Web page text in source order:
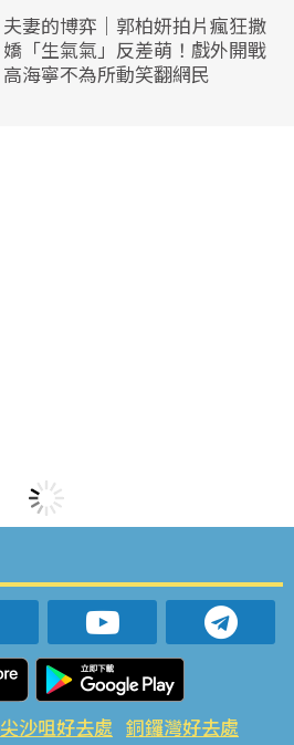
夫妻的博弈｜郭柏妍拍片瘋狂撒
嬌「生氣氣」反差萌！戲外開戰
高海寧不為所動笑翻網民
尖沙咀好去處 銅鑼灣好去處